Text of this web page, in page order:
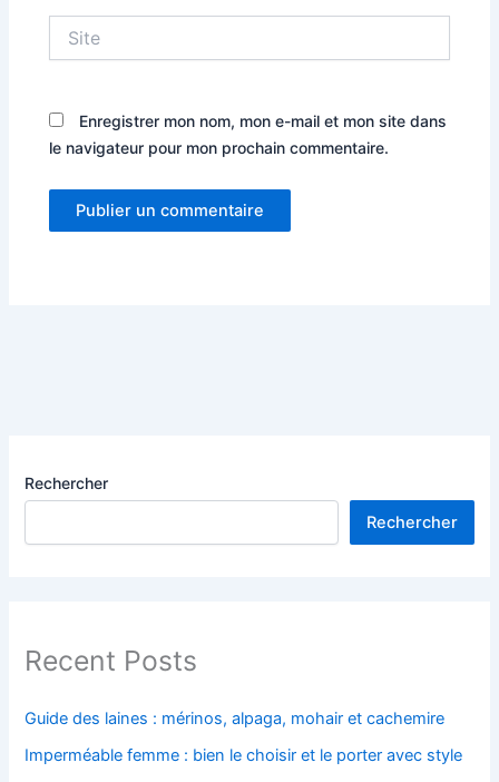
Enregistrer mon nom, mon e-mail et mon site dans
le navigateur pour mon prochain commentaire.
Rechercher
Rechercher
Recent Posts
Guide des laines : mérinos, alpaga, mohair et cachemire
Imperméable femme : bien le choisir et le porter avec style